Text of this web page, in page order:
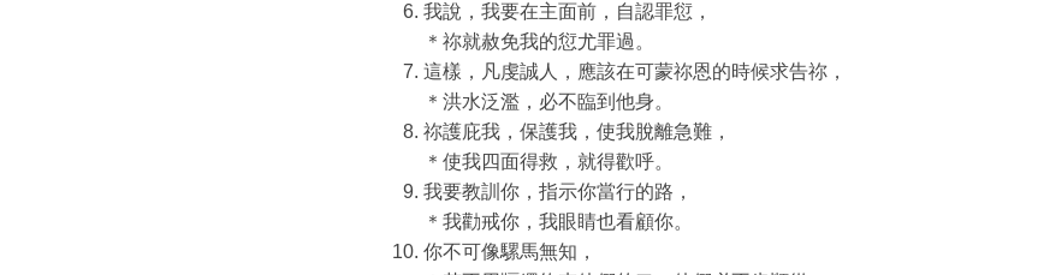
我說，我要在主面前，自認罪愆，
＊祢就赦免我的愆尤罪過。
這樣，凡虔誠人，應該在可蒙祢恩的時候求告祢，
＊洪水泛濫，必不臨到他身。
祢護庇我，保護我，使我脫離急難，
＊使我四面得救，就得歡呼。
我要教訓你，指示你當行的路，
＊我勸戒你，我眼睛也看顧你。
你不可像騾馬無知，